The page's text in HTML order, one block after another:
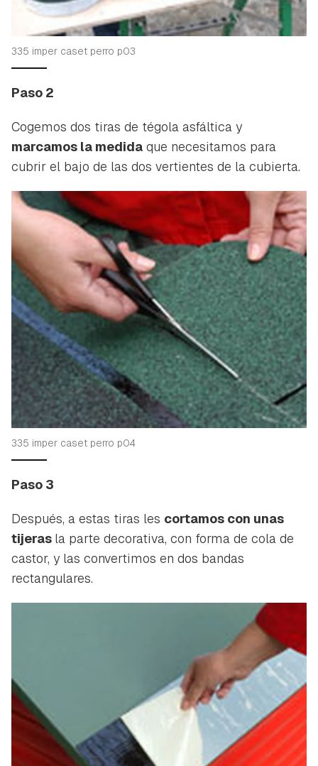
335 imper caset perro p03
Paso 2
Cogemos dos tiras de tégola asfáltica y
marcamos la medida que necesitamos para
cubrir el bajo de las dos vertientes de la cubierta.
335 imper caset perro p04
Paso 3
Después, a estas tiras les cortamos con unas
tijeras la parte decorativa, con forma de cola de
castor, y las convertimos en dos bandas
rectangulares.